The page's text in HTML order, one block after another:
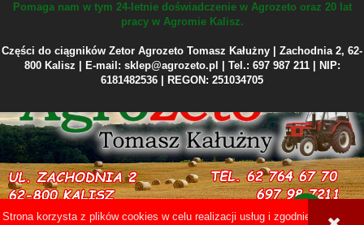
Strona korzysta z plików cookies w celu realizacji usług i zgodnie z
Pomaga nam w tym 24-letnie doświadczenie w Agrozeto oraz 20 lat
pracy w Agromie Kalisz.
Części do ciągników Zetor Agrozeto Tomasz Kałużny | Zachodnia 2, 62-
800 Kalisz | E-mail: sklep@agrozeto.pl | Tel.: 697 987 211 | NIP:
6181482536 | REGON: 251034705